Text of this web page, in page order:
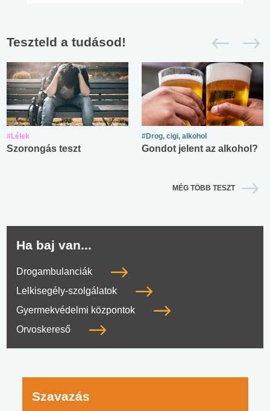
Teszteld a tudásod!
#Lélek
Szorongás teszt
#Drog, cigi, alkohol
Gondot jelent az alkohol?
MÉG TÖBB TESZT
Ha baj van...
Drogambulanciák
Lelkisegély-szolgálatok
Gyermekvédelmi központok
Orvoskereső
Szavazás